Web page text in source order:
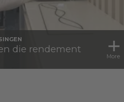
die rendement
More